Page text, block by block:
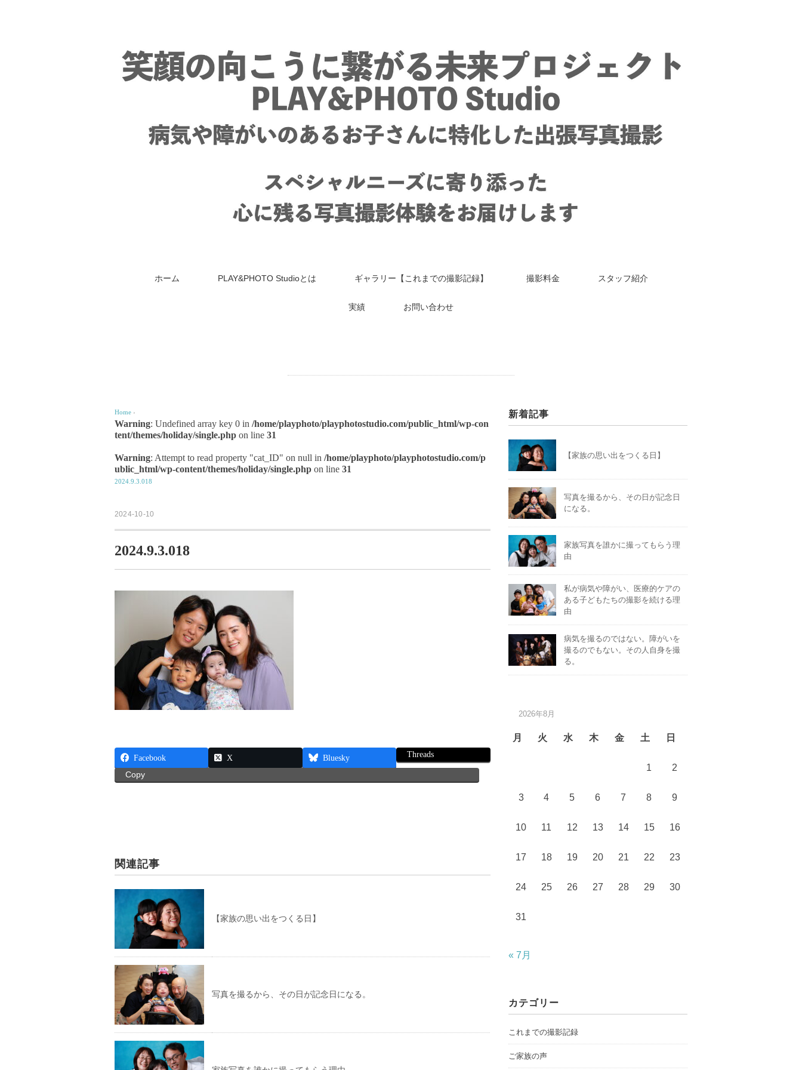
ホーム PLAY&PHOTO Studioとは ギャラリー【これまでの撮影記録】 撮影料金 スタッフ紹介
実績 お問い合わせ
Home ›
Warning: Undefined array key 0 in /home/playphoto/playphotostudio.com/public_html/wp-con
tent/themes/holiday/single.php on line 31
Warning: Attempt to read property "cat_ID" on null in /home/playphoto/playphotostudio.com/p
ublic_html/wp-content/themes/holiday/single.php on line 31
2024.9.3.018
2024-10-10
2024.9.3.018
Facebook X Bluesky Threads
Copy
関連記事
【家族の思い出をつくる日】
写真を撮るから、その日が記念日になる。
新着記事
【家族の思い出をつくる日】
写真を撮るから、その日が記念日
になる。
家族写真を誰かに撮ってもらう理
由
私が病気や障がい、医療的ケアの
ある子どもたちの撮影を続ける理
由
病気を撮るのではない。障がいを
撮るのでもない。その人自身を撮
る。
2026年8月
月 火 水 木 金 土 日
1 2
3 4 5 6 7 8 9
10 11 12 13 14 15 16
17 18 19 20 21 22 23
24 25 26 27 28 29 30
31
« 7月
カテゴリー
これまでの撮影記録
ご家族の声